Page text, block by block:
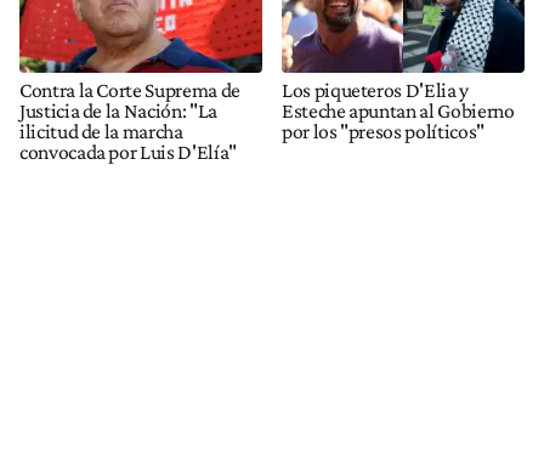
Contra la Corte Suprema de
Justicia de la Nación: "La
ilicitud de la marcha
convocada por Luis D'Elía"
Los piqueteros D'Elia y
Esteche apuntan al Gobierno
por los "presos políticos"